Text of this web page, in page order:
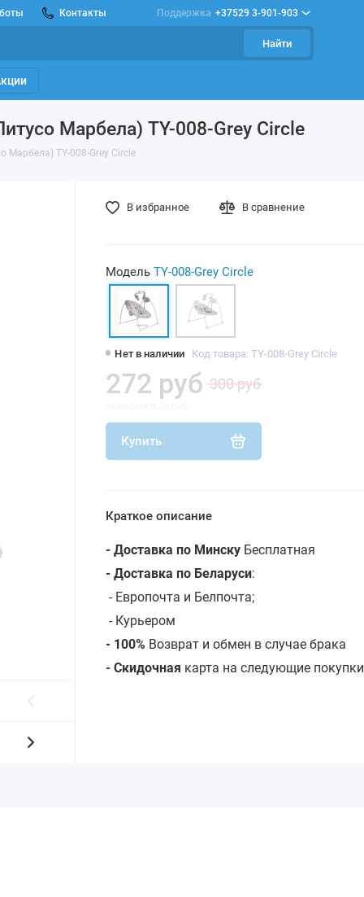
Контакты Поддержка +37529 3-901-903
Найти
Марбела) TY-008-Grey Circle
Марбела) TY-008-Grey Circle
Нет в наличии Код товара: TY-008-Grey Circle
272 руб 300 руб
Купить
В избранное В сравнение
Модель TY-008-Grey Circle
Краткое описание
- Доставка по МинскуБесплатная
- Доставка по Беларуси:
- Европочта и Белпочта;
- Курьером
- 100% Возврат и обмен в случае брака
- Скидочная карта на следующие покупки